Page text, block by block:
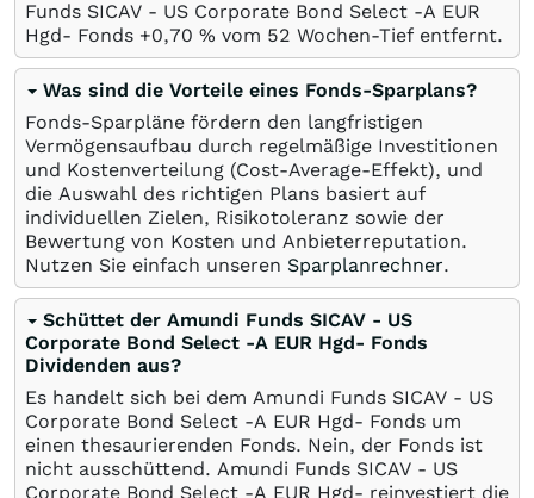
Funds SICAV - US Corporate Bond Select -A EUR
Hgd- Fonds +0,70 % vom 52 Wochen-Tief entfernt.
Was sind die Vorteile eines Fonds-Sparplans?
Fonds-Sparpläne fördern den langfristigen
Vermögensaufbau durch regelmäßige Investitionen
und Kostenverteilung (Cost-Average-Effekt), und
die Auswahl des richtigen Plans basiert auf
individuellen Zielen, Risikotoleranz sowie der
Bewertung von Kosten und Anbieterreputation.
Nutzen Sie einfach unseren Sparplanrechner.
Schüttet der Amundi Funds SICAV - US
Corporate Bond Select -A EUR Hgd- Fonds
Dividenden aus?
Es handelt sich bei dem Amundi Funds SICAV - US
Corporate Bond Select -A EUR Hgd- Fonds um
einen thesaurierenden Fonds. Nein, der Fonds ist
nicht ausschüttend. Amundi Funds SICAV - US
Corporate Bond Select -A EUR Hgd- reinvestiert die